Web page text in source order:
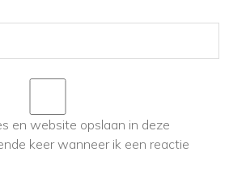
en website opslaan in deze
keer wanneer ik een reactie